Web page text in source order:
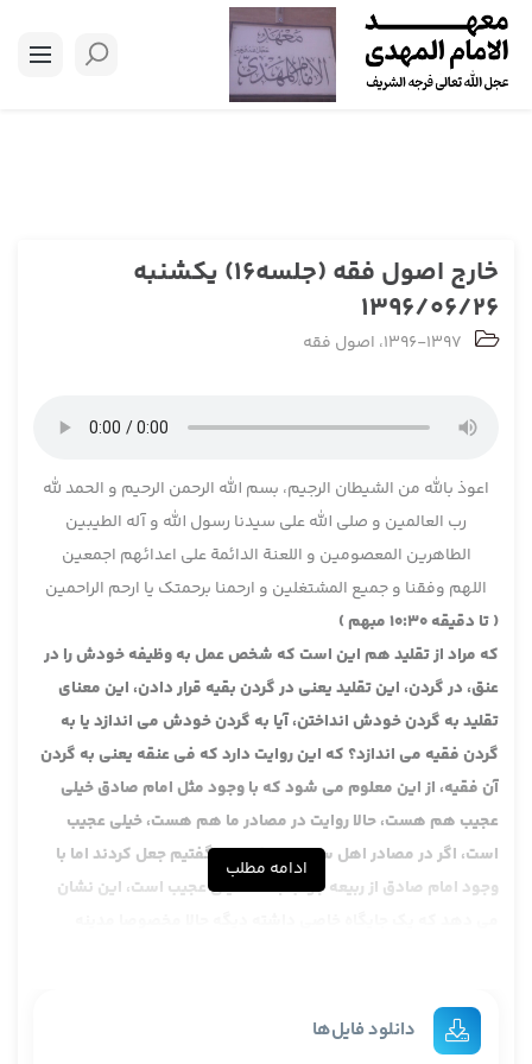
خارج اصول فقه (جلسه16) یکشنبه
1396/06/26
1396-1397، اصول فقه
اعوذ بالله من الشیطان الرجیم، بسم الله الرحمن الرحیم و الحمد لله
رب العالمین و صلی الله علی سیدنا رسول الله و آله الطیبین
الطاهرین المعصومین و اللعنة الدائمة علی اعدائهم اجمعین
اللهم وفقنا و جمیع المشتغلین و ارحمنا برحمتک یا ارحم الراحمین
( تا دقیقه 10:30 مبهم )
که مراد از تقلید هم این است که شخص عمل به وظیفه خودش را در
عنق، در گردن، این تقلید یعنی در گردن بقیه قرار دادن، این معنای
تقلید به گردن خودش انداختن، آیا به گردن خودش می اندازد یا به
گردن فقیه می اندازد؟ که این روایت دارد که فی عنقه یعنی به گردن
آن فقیه، از این معلوم می شود که با وجود مثل امام صادق خیلی
عجیب هم هست، حالا روایت در مصادر ما هم هست، خیلی عجیب
است، اگر در مصادر اهل سنت بود خب می گفتیم جعل کردند اما با
وجود امام صادق از ربیعه جواب بدهد خیلی عجیب است، این نشان
فرزندان صحابه، نوه های صحابه، این ها همه بودند و لذا مدینه
خودش طبیعتش طبیعت سنت است.
ادامه مطلب
دانلود فایل‌ها